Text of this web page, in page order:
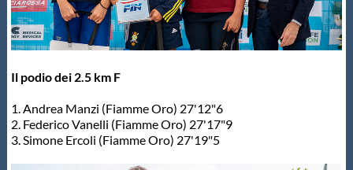
Il podio dei 2.5 km F
1. Andrea Manzi (Fiamme Oro) 27'12"6
2. Federico Vanelli (Fiamme Oro) 27'17"9
3. Simone Ercoli (Fiamme Oro) 27'19"5